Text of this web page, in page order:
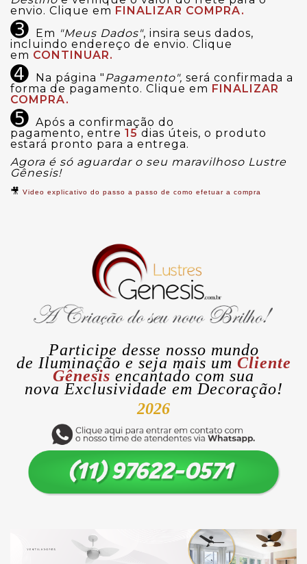
envio. Clique em FINALIZAR COMPRA.
➌ Em "Meus Dados", insira seus dados,
incluindo endereço de envio. Clique
em CONTINUAR.
➍ Na página " Pagamento", será confirmada a
forma de pagamento. Clique em FINALIZAR
COMPRA.
➎ Após a confirmação do
pagamento, entre 15 dias úteis, o produto
estará pronto para a entrega.
Agora é só aguardar o seu maravilhoso Lustre
Gênesis!
🎥 Video explicativo do passo a passo de como efetuar a compra
Participe desse nosso mundo
de Iluminação e seja mais um Cliente
Gênesis encantado com sua
nova Exclusividade em Decoração!
2026